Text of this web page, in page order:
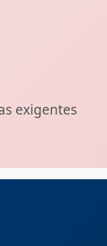
exigentes